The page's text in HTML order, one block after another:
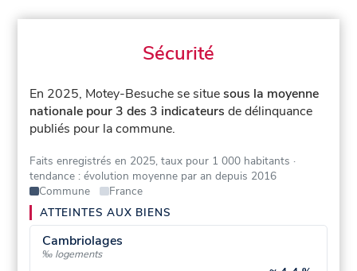
Sécurité
En 2025, Motey-Besuche se situesous la moyenne
nationale pour 3 des 3 indicateurs de délinquance
publiés pour la commune.
Faits enregistrés en 2025, taux pour 1 000 habitants ·
tendance : évolution moyenne par an depuis 2016
Commune
France
ATTEINTES AUX BIENS
Cambriolages
‰ logements